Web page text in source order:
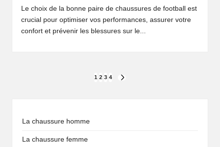
Le choix de la bonne paire de chaussures de football est
crucial pour optimiser vos performances, assurer votre
confort et prévenir les blessures sur le...
1 2 3 4
La chaussure homme
La chaussure femme